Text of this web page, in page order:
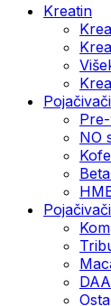
Kreatin
NO
DAA